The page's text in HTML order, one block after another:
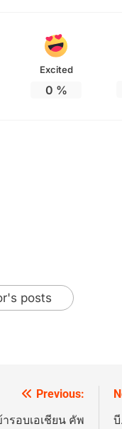
Excited
0 %
posts
Previous:
ารอบเอเชียน คัพ
บี